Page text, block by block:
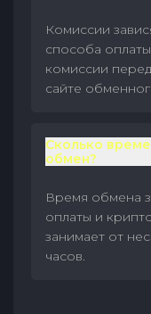
Комиссии
способа
комиссии
сайте
Сколько
обмен?
Время обмена
оплаты и
занимает от
часов.